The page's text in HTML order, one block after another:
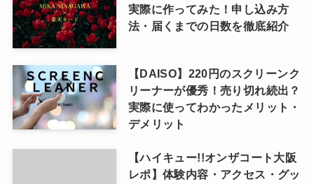
実際に作ってみた！申し込み方
法・届くまでの日数を徹底紹介
【DAISO】220円のスクリーンク
リーナーが優秀！売り切れ続出？
実際に使ってわかったメリット・
デメリット
【ハイキュー!!オンザコート大阪
レポ】体験内容・アクセス・グッ